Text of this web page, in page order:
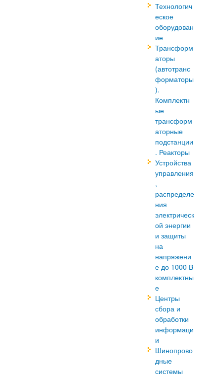
Технологич
еское
оборудован
ие
Трансформ
аторы
(автотранс
форматоры
).
Комплектн
ые
трансформ
аторные
подстанции
. Реакторы
Устройства
управления
,
распределе
ния
электрическ
ой энергии
и защиты
на
напряжени
е до 1000 В
комплектны
е
Центры
сбора и
обработки
информаци
и
Шинопрово
дные
системы